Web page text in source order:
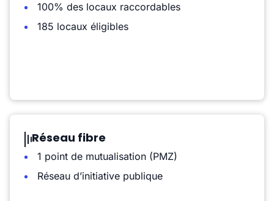
100% des locaux raccordables
185 locaux éligibles
Réseau fibre
1 point de mutualisation (PMZ)
Réseau d’initiative publique